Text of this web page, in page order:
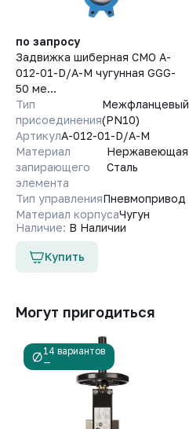
по запросу
Задвижка шиберная СМО A-
012-01-D/A-M чугунная GGG-
50 ме...
Тип
присоединения
Межфланцевый
(PN10)
АртикулA-012-01-D/A-M
Материал
запирающего
элемента
Нержавеющая
Сталь
Тип управленияПневмопривод
Материал корпусаЧугун
Наличие: В Наличии
Купить
Могут пригодиться
14 вариантов
—